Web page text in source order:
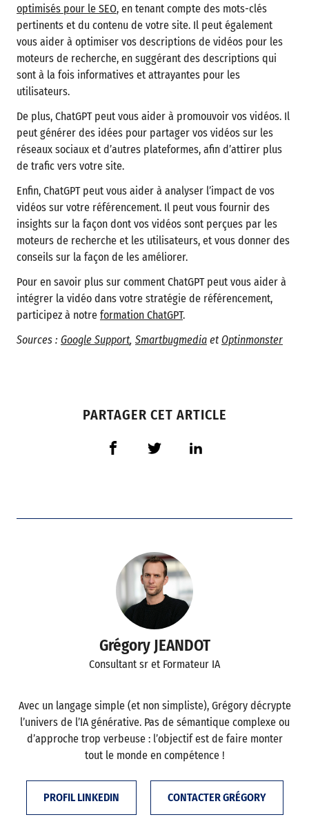
optimisés pour le SEO, en tenant compte des mots-clés
pertinents et du contenu de votre site. Il peut également
vous aider à optimiser vos descriptions de vidéos pour les
moteurs de recherche, en suggérant des descriptions qui
sont à la fois informatives et attrayantes pour les
utilisateurs.
De plus, ChatGPT peut vous aider à promouvoir vos vidéos. Il
peut générer des idées pour partager vos vidéos sur les
réseaux sociaux et d’autres plateformes, afin d’attirer plus
de trafic vers votre site.
Enfin, ChatGPT peut vous aider à analyser l’impact de vos
vidéos sur votre référencement. Il peut vous fournir des
insights sur la façon dont vos vidéos sont perçues par les
moteurs de recherche et les utilisateurs, et vous donner des
conseils sur la façon de les améliorer.
Pour en savoir plus sur comment ChatGPT peut vous aider à
intégrer la vidéo dans votre stratégie de référencement,
participez à notre formation ChatGPT.
Sources : Google Support, Smartbugmedia et Optinmonster
PARTAGER CET ARTICLE
Grégory JEANDOT
Consultant sr et Formateur IA
Avec un langage simple (et non simpliste), Grégory décrypte
l’univers de l’IA générative. Pas de sémantique complexe ou
d’approche trop verbeuse : l’objectif est de faire monter
tout le monde en compétence !
PROFIL LINKEDIN CONTACTER GRÉGORY